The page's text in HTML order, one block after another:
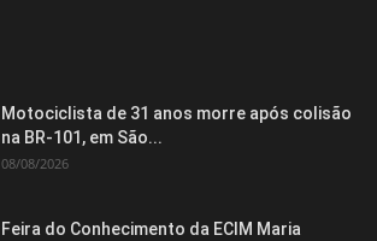
Motociclista de 31 anos morre após colisão
na BR-101, em São...
08/08/2026
Feira do Conhecimento da ECIM Maria